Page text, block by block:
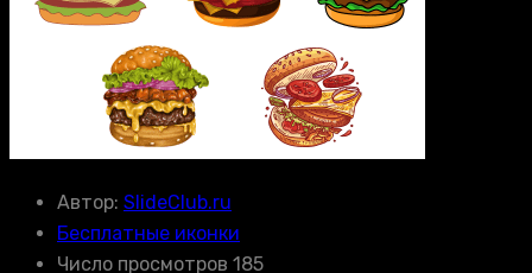
Автор: SlideClub.ru
Бесплатные иконки
Число просмотров 185